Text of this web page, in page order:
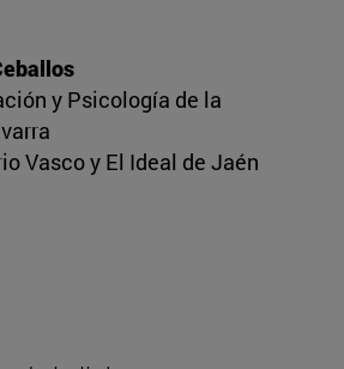
y Psicología de la
Vasco y El Ideal de Jaén